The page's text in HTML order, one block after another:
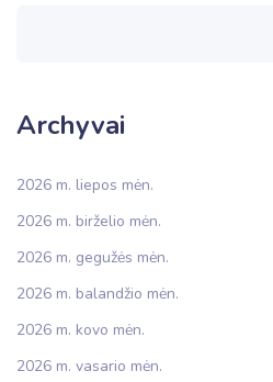
Archyvai
2026 m. liepos mėn.
2026 m. birželio mėn.
2026 m. gegužės mėn.
2026 m. balandžio mėn.
2026 m. kovo mėn.
2026 m. vasario mėn.